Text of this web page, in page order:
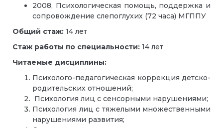
2008, Психологическая помощь, поддержка и
сопровождение слепоглухих (72 часа) МГППУ
Общий стаж: 14 лет
Стаж работы по специальности: 14 лет
Читаемые дисциплины:
Психолого-педагогическая коррекция детско-
родительских отношений;
Психология лиц с сенсорными нарушениями;
Психология лиц с тяжелыми множественными
нарушениями развития;